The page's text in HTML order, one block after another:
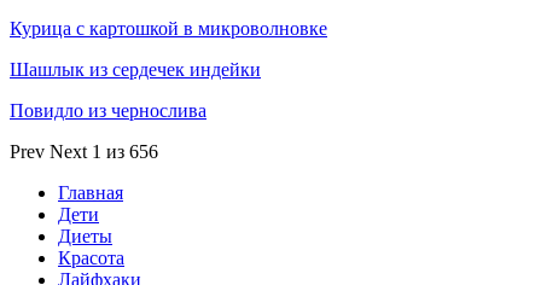
Курица с картошкой в микроволновке
Шашлык из сердечек индейки
Повидло из чернослива
Prev Next 1 из 656
Главная
Дети
Диеты
Красота
Лайфхаки